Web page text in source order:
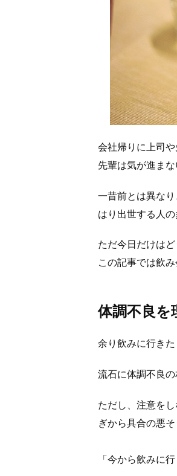
会社帰りに上司
先輩は気が進ま
一昔前とは異な
はり出世する人
ただ今日だけは
この記事では飲
体調不良を
余り飲みに行き
流石に体調不良
ただし、注意を
ぎから具合の悪
「今から飲みに